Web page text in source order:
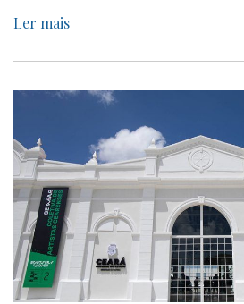
Ler mais